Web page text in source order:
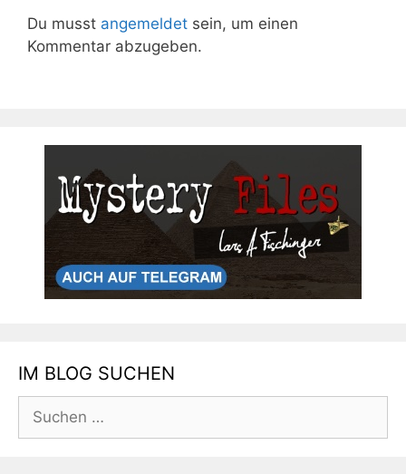
Du musst angemeldet sein, um einen
Kommentar abzugeben.
IM BLOG SUCHEN
nach: